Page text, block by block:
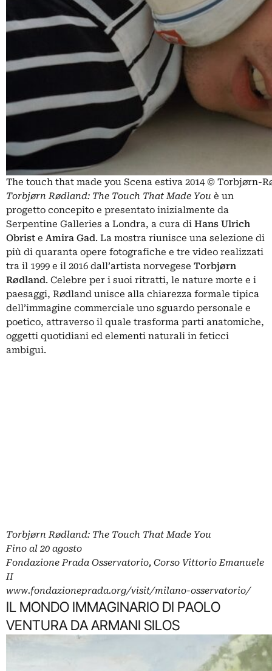
The touch that made you Scena estiva 2014 © Torbjørn-
Torbjørn Rødland: The Touch That Made You è un
progetto concepito e presentato inizialmente da
Serpentine Galleries a Londra, a cura di Hans Ulrich
Obrist e Amira Gad. La mostra riunisce una selezione di
più di quaranta opere fotografiche e tre video realizzati
tra il 1999 e il 2016 dall’artista norvegese Torbjørn
Rødland. Celebre per i suoi ritratti, le nature morte e i
paesaggi, Rødland unisce alla chiarezza formale tipica
dell’immagine commerciale uno sguardo personale e
poetico, attraverso il quale trasforma parti anatomiche,
oggetti quotidiani ed elementi naturali in feticci
ambigui.
Torbjørn Rødland: The Touch That Made You
Fino al 20 agosto
Fondazione Prada Osservatorio, Corso Vittorio Emanuele
II
www.fondazioneprada.org/visit/milano-osservatorio/
IL MONDO IMMAGINARIO DI PAOLO
VENTURA DA ARMANI SILOS